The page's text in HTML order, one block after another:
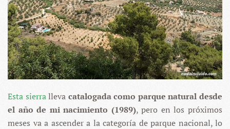
Esta sierralleva catalogada como parque natural desde
el año de mi nacimiento (1989), pero en los próximos
meses va a ascender a la categoría de parque nacional, lo